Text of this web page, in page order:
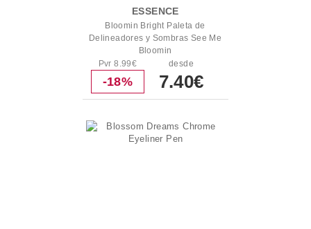
ESSENCE
Bloomin Bright Paleta de
Delineadores y Sombras See Me
Bloomin
Pvr 8.99€
-18%
desde
7.40€